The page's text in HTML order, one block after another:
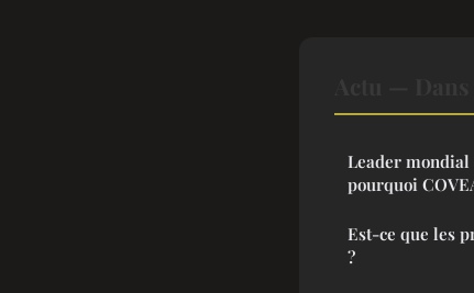
Leader mondial
pourquoi
Est-ce que les
?